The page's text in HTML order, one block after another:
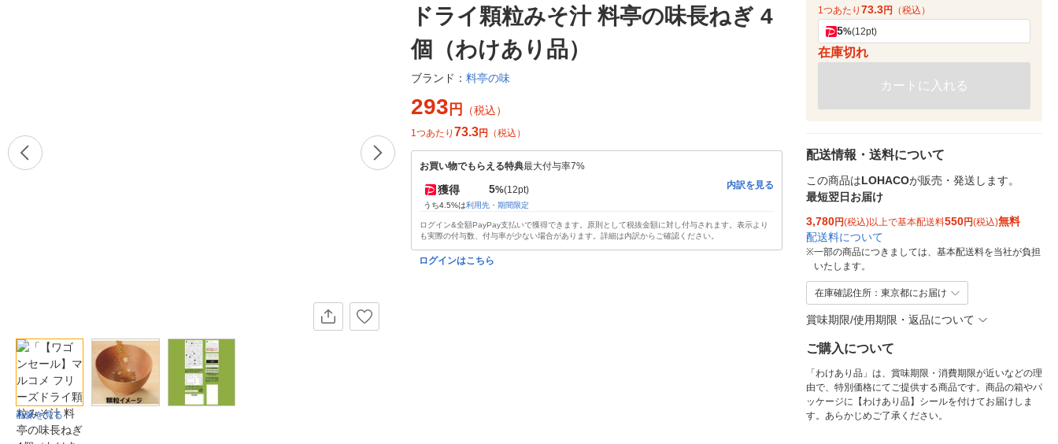
画像を見る
ドライ顆粒みそ汁 料亭の味長ねぎ 4
個（わけあり品）
ブランド： 料亭の味
293 円 （税込）
1つあたり 73.3円 （税込）
お買い物でもらえる特典最大付与率7%
獲得 5%(12pt)
うち4.5%は利用先・期間限定
内訳を見る
ログイン&全額PayPay支払いで獲得できます。原則として税抜金額に対し付与されます。表示より
も実際の付与数、付与率が少ない場合があります。詳細は内訳からご確認ください。
ログインはこちら
1つあたり 73.3円 （税込）
5%(12pt)
在庫切れ
カートに入れる
配送情報・送料について
この商品はLOHACOが販売・発送します。
最短翌日お届け
3,780円(税込)以上で基本配送料550円(税込)無料
配送料について
※一部の商品につきましては、基本配送料を当社が負担
いたします。
在庫確認住所：東京都にお届け
賞味期限/使用期限・返品について
ご購入について
「わけあり品」は、賞味期限・消費期限が近いなどの理
由で、特別価格にてご提供する商品です。商品の箱やパ
ッケージに【わけあり品】シールを付けてお届けしま
す。あらかじめご了承ください。